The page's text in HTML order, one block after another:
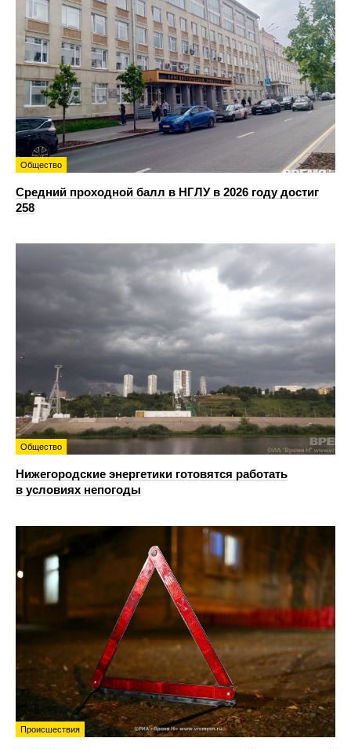
Общество
Средний проходной балл в НГЛУ в 2026 году достиг
258
Общество
Нижегородские энергетики готовятся работать
в условиях непогоды
Происшествия